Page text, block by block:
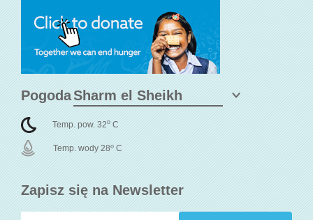
Zapisz się na Newsletter
Pogoda
Temp. pow. 32o C
Temp. wody 28o C